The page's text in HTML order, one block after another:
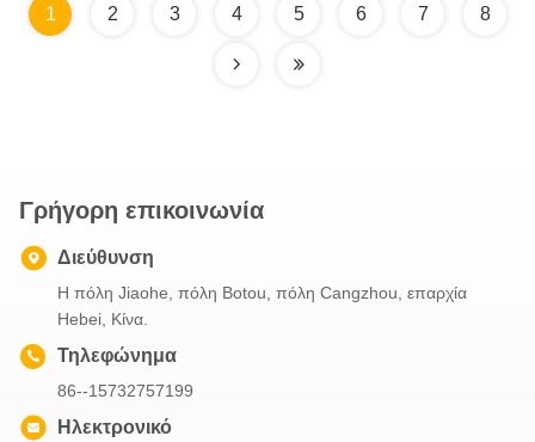
1 2 3 4 5 6 7 8
Γρήγορη επικοινωνία
Διεύθυνση
Η πόλη Jiaohe, πόλη Botou, πόλη Cangzhou, επαρχία
Hebei, Κίνα.
Τηλεφώνημα
86--15732757199
Ηλεκτρονικό